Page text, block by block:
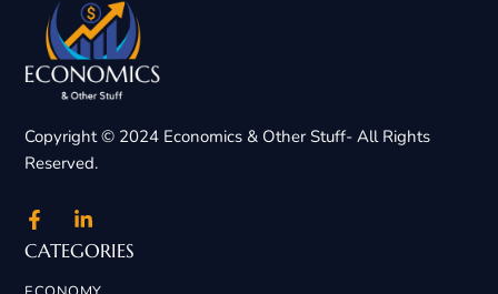
Copyright © 2024 Economics & Other Stuff- All Rights
Reserved.
CATEGORIES